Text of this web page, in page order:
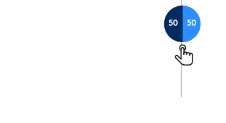
50 50